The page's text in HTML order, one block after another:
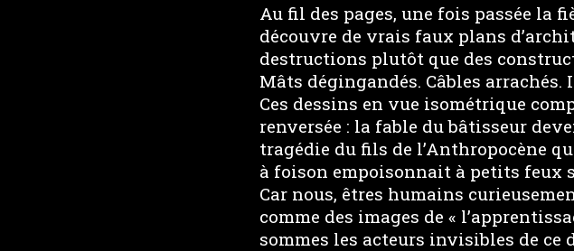
Au fil des pages, une fois passée la
découvre de vrais faux plans
destructions plutôt que des
Mâts dégingandés. Câbles
Ces dessins en vue isométrique
renversée : la fable du bâtisseur
tragédie du fils de l’Anthropocène
à foison empoisonnait à petits feux
Car nous, êtres humains
comme des images de «
sommes les acteurs invisibles de ce